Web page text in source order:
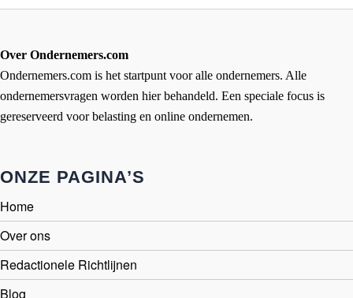
Over Ondernemers.com
Ondernemers.com is het startpunt voor alle ondernemers. Alle
ondernemersvragen worden hier behandeld. Een speciale focus is
gereserveerd voor belasting en online ondernemen.
ONZE PAGINA’S
Home
Over ons
Redactionele Richtlijnen
Blog